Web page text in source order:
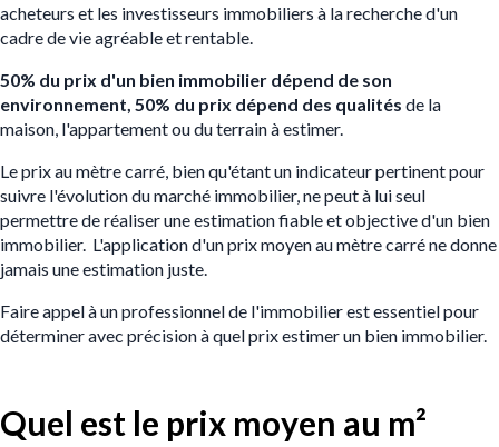
acheteurs et les investisseurs immobiliers à la recherche d'un
cadre de vie agréable et rentable.
50% du prix d'un bien immobilier dépend de son
environnement, 50% du prix dépend des qualités de la
maison, l'appartement ou du terrain à estimer.
Le prix au mètre carré, bien qu'étant un indicateur pertinent pour
suivre l'évolution du marché immobilier, ne peut à lui seul
permettre de réaliser une estimation fiable et objective d'un bien
immobilier. L'application d'un prix moyen au mètre carré ne donne
jamais une estimation juste.
Faire appel à un professionnel de l'immobilier est essentiel pour
déterminer avec précision à quel prix estimer un bien immobilier.
Quel est le prix moyen au m²